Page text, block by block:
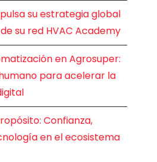
su estrategia global
su red HVAC Academy
en Agrosuper:
para acelerar la
Confianza,
en el ecosistema